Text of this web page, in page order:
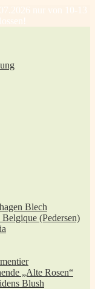
nur von 10-13
Blech
(Pedersen)
„Alte Rosen“
Blush